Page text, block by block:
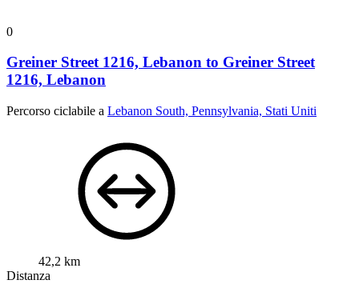
0
Greiner Street 1216, Lebanon to Greiner Street
1216, Lebanon
Percorso ciclabile a Lebanon South, Pennsylvania, Stati Uniti
42,2 km
Distanza